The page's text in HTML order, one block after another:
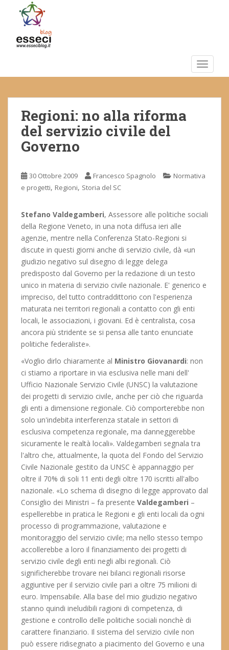
m
Regioni: no alla riforma
del servizio civile del
Governo
30 Ottobre 2009 Francesco Spagnolo
Normativa
e progetti, Regioni, Storia del SC
Stefano Valdegamberi, Assessore alle politiche sociali
della Regione Veneto, in una nota diffusa ieri alle
agenzie, mentre nella Conferenza Stato-Regioni si
discute in questi giorni anche di servizio civile, dà «un
giudizio negativo sul disegno di legge delega
predisposto dal Governo per la redazione di un testo
unico in materia di servizio civile nazionale. E' generico e
impreciso, del tutto contraddittorio con l'esperienza
maturata nei territori regionali a contatto con gli enti
locali, le associazioni, i giovani. Ed è centralista, cosa
ancora più stridente se si pensa alle tanto enunciate
politiche federaliste».
«Voglio dirlo chiaramente al Ministro Giovanardi: non
ci stiamo a riportare in via esclusiva nelle mani dell'
Ufficio Nazionale Servizio Civile (UNSC) la valutazione
dei progetti di servizio civile, anche per ciò che riguarda
gli enti a dimensione regionale. Ciò comporterebbe non
solo un'indebita interferenza statale in settori di
esclusiva competenza regionale, ma danneggerebbe
sicuramente le realtà locali». Valdegamberi segnala tra
l'altro che, attualmente, la quota del Fondo del Servizio
Civile Nazionale gestito da UNSC è appannaggio per
oltre il 70% di soli 11 enti degli oltre 170 iscritti all'albo
nazionale. «Lo schema di disegno di legge approvato dal
Consiglio dei Ministri – fa presente Valdegamberi –
espellerebbe in pratica le Regioni e gli enti locali da ogni
processo di programmazione, valutazione e
monitoraggio del servizio civile; ma nello stesso tempo
accollerebbe a loro il finanziamento dei progetti di
servizio civile degli enti negli albi regionali. Ciò
significherebbe trovare nei bilanci regionali risorse
aggiuntive per il servizio civile pari a oltre 75 milioni di
euro. Impensabile. Alla base del mio giudizio negativo
stanno quindi ineludibili ragioni di competenza, di
gestione e controllo delle politiche sociali nonchè di
carattere finanziario. Il sistema del servizio civile non
può essere ridisegnato a piacimento del Governo e una